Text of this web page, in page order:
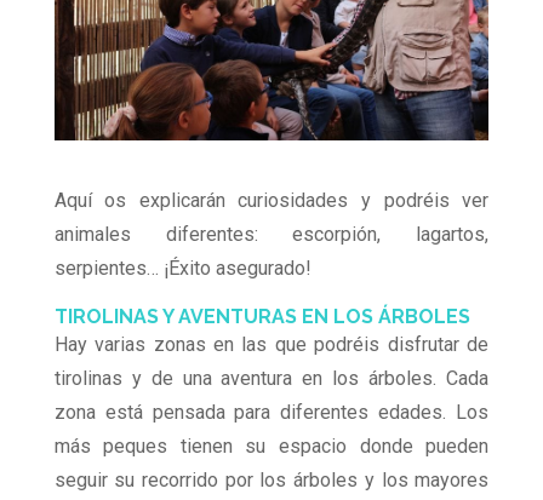
Aquí os explicarán curiosidades y podréis ver
animales diferentes: escorpión, lagartos,
serpientes… ¡Éxito asegurado!
TIROLINAS Y AVENTURAS EN LOS ÁRBOLES
Hay varias zonas en las que podréis disfrutar de
tirolinas y de una aventura en los árboles. Cada
zona está pensada para diferentes edades. Los
más peques tienen su espacio donde pueden
seguir su recorrido por los árboles y los mayores